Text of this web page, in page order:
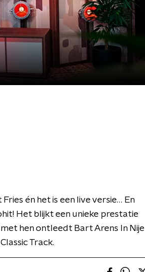
én het is een live versie… En
Het blijkt een unieke prestatie
hen ontleedt Bart Arens In Nije
Track.